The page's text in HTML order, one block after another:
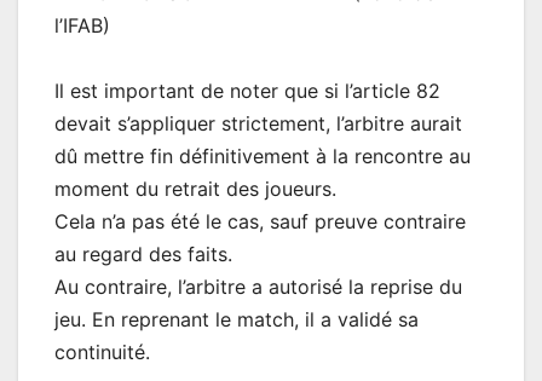
l’IFAB)
Il est important de noter que si l’article 82
devait s’appliquer strictement, l’arbitre aurait
dû mettre fin définitivement à la rencontre au
moment du retrait des joueurs.
Cela n’a pas été le cas, sauf preuve contraire
au regard des faits.
Au contraire, l’arbitre a autorisé la reprise du
jeu. En reprenant le match, il a validé sa
continuité.